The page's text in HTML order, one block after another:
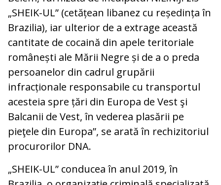
„SHEIK-UL” (cetățean libanez cu reședința în
Brazilia), iar ulterior de a extrage această
cantitate de cocaină din apele teritoriale
românești ale Mării Negre și de a o preda
persoanelor din cadrul grupării
infracționale responsabile cu transportul
acesteia spre țări din Europa de Vest şi
Balcanii de Vest, în vederea plasării pe
pieţele din Europa”, se arată în rechizitoriul
procurorilor DNA.
„SHEIK-UL” conducea în anul 2019, în